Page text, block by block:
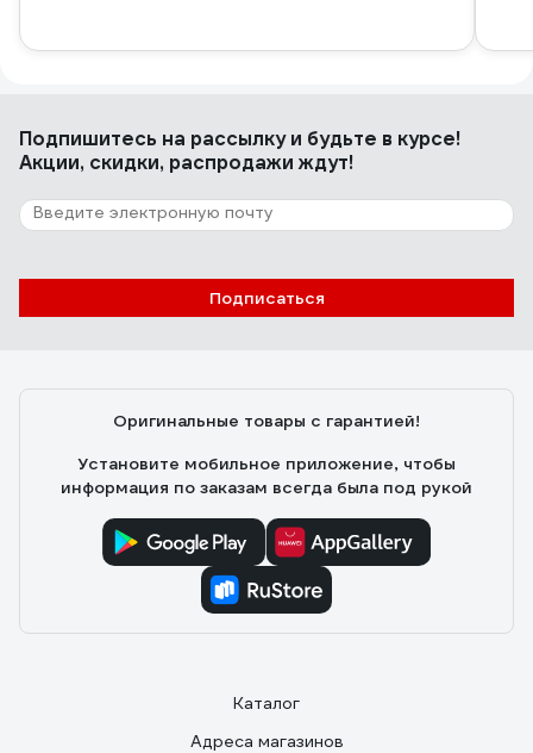
Подпишитесь на рассылкуи будьте в курсе!
Акции, скидки, распродажи ждут!
Подписаться
Оригинальные товары с гарантией!
Установите мобильное приложение, чтобы
информация по заказам всегда была под рукой
Каталог
Адреса магазинов